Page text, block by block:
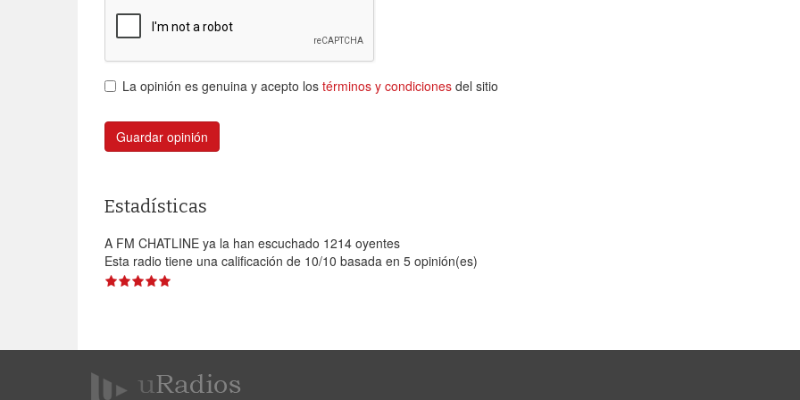
La opinión es genuina y acepto los términos y condiciones del sitio
Guardar opinión
Estadísticas
A FM CHATLINE ya la han escuchado 1214 oyentes
Esta radio tiene una calificación de 10/10 basada en 5 opinión(es)